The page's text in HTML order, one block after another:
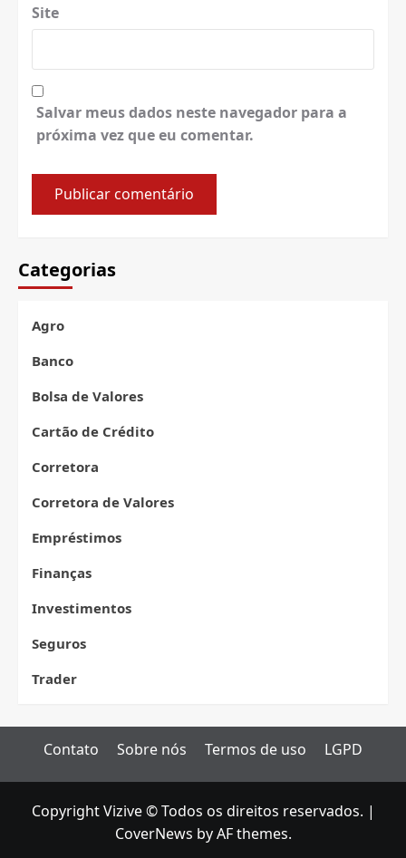
Site
Salvar meus dados neste navegador para a
próxima vez que eu comentar.
Categorias
Agro
Banco
Bolsa de Valores
Cartão de Crédito
Corretora
Corretora de Valores
Empréstimos
Finanças
Investimentos
Seguros
Trader
Contato Sobre nós Termos de uso LGPD
Copyright Vizive © Todos os direitos reservados. |
CoverNews by AF themes.